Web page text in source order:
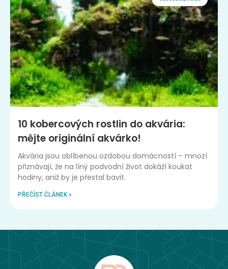
10 kobercových rostlin do akvária:
mějte originální akvárko!
Akvária jsou oblíbenou ozdobou domácností – mnozí
přiznávají, že na líný podvodní život dokáží koukat
hodiny, aniž by je přestal bavit.
PŘEČÍST ČLÁNEK »